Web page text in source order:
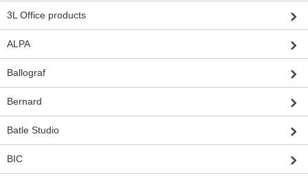
3L Office products
ALPA
Ballograf
Bernard
Batle Studio
BIC